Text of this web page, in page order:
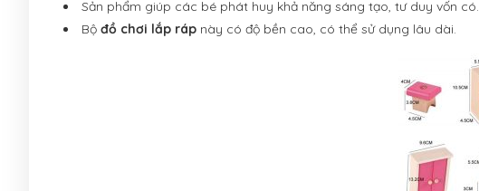
Sản phẩm giúp các bé phát huy khả năng sáng tạo, tư duy vốn có.
Bộ đồ chơi lắp ráp này có độ bền cao, có thể sử dụng lâu dài.